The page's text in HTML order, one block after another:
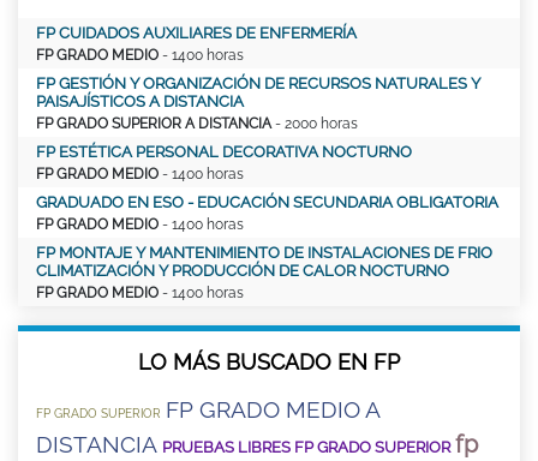
FP CUIDADOS AUXILIARES DE ENFERMERÍA
FP GRADO MEDIO - 1400 horas
FP GESTIÓN Y ORGANIZACIÓN DE RECURSOS NATURALES Y
PAISAJÍSTICOS A DISTANCIA
FP GRADO SUPERIOR A DISTANCIA- 2000 horas
FP ESTÉTICA PERSONAL DECORATIVA NOCTURNO
FP GRADO MEDIO - 1400 horas
GRADUADO EN ESO - EDUCACIÓN SECUNDARIA OBLIGATORIA
FP GRADO MEDIO - 1400 horas
FP MONTAJE Y MANTENIMIENTO DE INSTALACIONES DE FRIO
CLIMATIZACIÓN Y PRODUCCIÓN DE CALOR NOCTURNO
FP GRADO MEDIO - 1400 horas
LO MÁS BUSCADO EN FP
FP GRADO SUPERIOR FP GRADO MEDIO A
DISTANCIA PRUEBAS LIBRES FP GRADO SUPERIOR fp